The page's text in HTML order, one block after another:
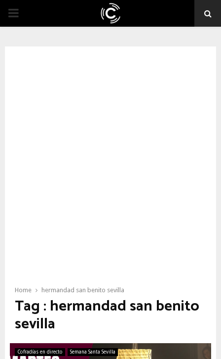
PRIMARY
Home hermandad san benito sevilla
Tag : hermandad san benito
sevilla
Cofradías en directo Semana Santa Sevilla